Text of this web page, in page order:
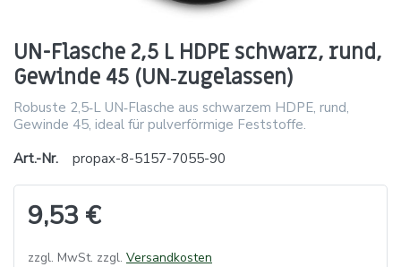
UN-Flasche 2,5 L HDPE schwarz, rund,
Gewinde 45 (UN‑zugelassen)
Robuste 2,5‑L UN‑Flasche aus schwarzem HDPE, rund,
Gewinde 45, ideal für pulverförmige Feststoffe.
Art.-Nr.
propax-8-5157-7055-90
9,53 €
zzgl. MwSt. zzgl. Versandkosten